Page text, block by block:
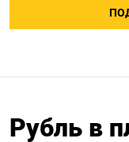
Рубль в